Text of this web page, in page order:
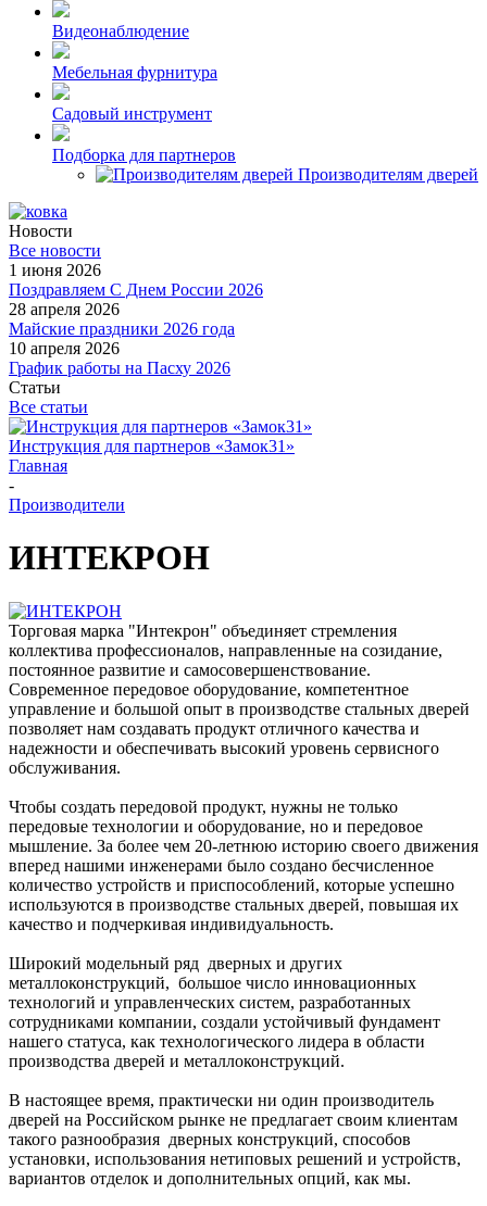
Видеонаблюдение
Мебельная фурнитура
Садовый инструмент
Подборка для партнеров
Производителям дверей
Новости
Все новости
1 июня 2026
Поздравляем С Днем России 2026
28 апреля 2026
Майские праздники 2026 года
10 апреля 2026
График работы на Пасху 2026
Статьи
Все статьи
Инструкция для партнеров «Замок31»
Главная
-
Производители
ИНТЕКРОН
Торговая марка "Интекрон" объединяет стремления
коллектива профессионалов, направленные на созидание,
постоянное развитие и самосовершенствование.
Современное передовое оборудование, компетентное
управление и большой опыт в производстве стальных дверей
позволяет нам создавать продукт отличного качества и
надежности и обеспечивать высокий уровень сервисного
обслуживания.
Чтобы создать передовой продукт, нужны не только
передовые технологии и оборудование, но и передовое
мышление. За более чем 20-летнюю историю своего движения
вперед нашими инженерами было создано бесчисленное
количество устройств и приспособлений, которые успешно
используются в производстве стальных дверей, повышая их
качество и подчеркивая индивидуальность.
Широкий модельный ряд дверных и других
металлоконструкций, большое число инновационных
технологий и управленческих систем, разработанных
сотрудниками компании, создали устойчивый фундамент
нашего статуса, как технологического лидера в области
производства дверей и металлоконструкций.
В настоящее время, практически ни один производитель
дверей на Российском рынке не предлагает своим клиентам
такого разнообразия дверных конструкций, способов
установки, использования нетиповых решений и устройств,
вариантов отделок и дополнительных опций, как мы.